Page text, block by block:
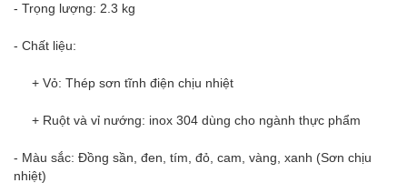
- Trọng lượng: 2.3 kg
- Chất liệu:
+ Vỏ: Thép sơn tĩnh điện chịu nhiệt
+ Ruột và vỉ nướng: inox 304 dùng cho ngành thực phẩm
- Màu sắc: Đồng sần, đen, tím, đỏ, cam, vàng, xanh (Sơn chịu
nhiệt)